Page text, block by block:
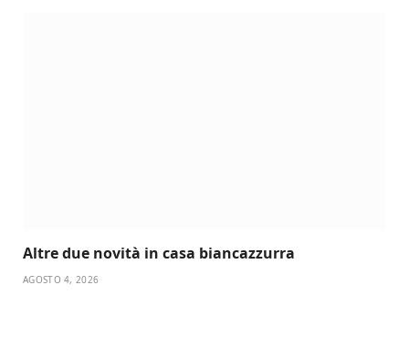
Altre due novità in casa biancazzurra
AGOSTO 4, 2026